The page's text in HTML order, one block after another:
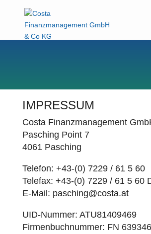
IMPRESSUM
Costa Finanzmanagement
Pasching Point 7
4061 Pasching
Telefon: +43-(0) 7229 / 61 5 60
Telefax: +43-(0) 7229 / 61 5 60
E-Mail: pasching@costa.at
UID-Nummer: ATU81409469
Firmenbuchnummer: FN